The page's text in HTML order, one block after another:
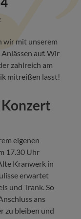
wir mit unserem
auf. Wir
zahlreich am
mitreißen lasst!
eigenen
17.30 Uhr
Kranwerk in
erwartet
und Trank. So
ans
zu bleiben und